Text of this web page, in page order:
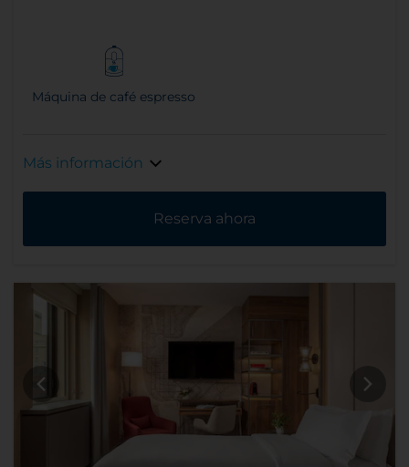
Máquina de café espresso
Más información
Reserva ahora